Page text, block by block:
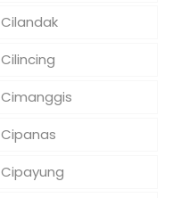
Cilandak
Cilincing
Cimanggis
Cipanas
Cipayung